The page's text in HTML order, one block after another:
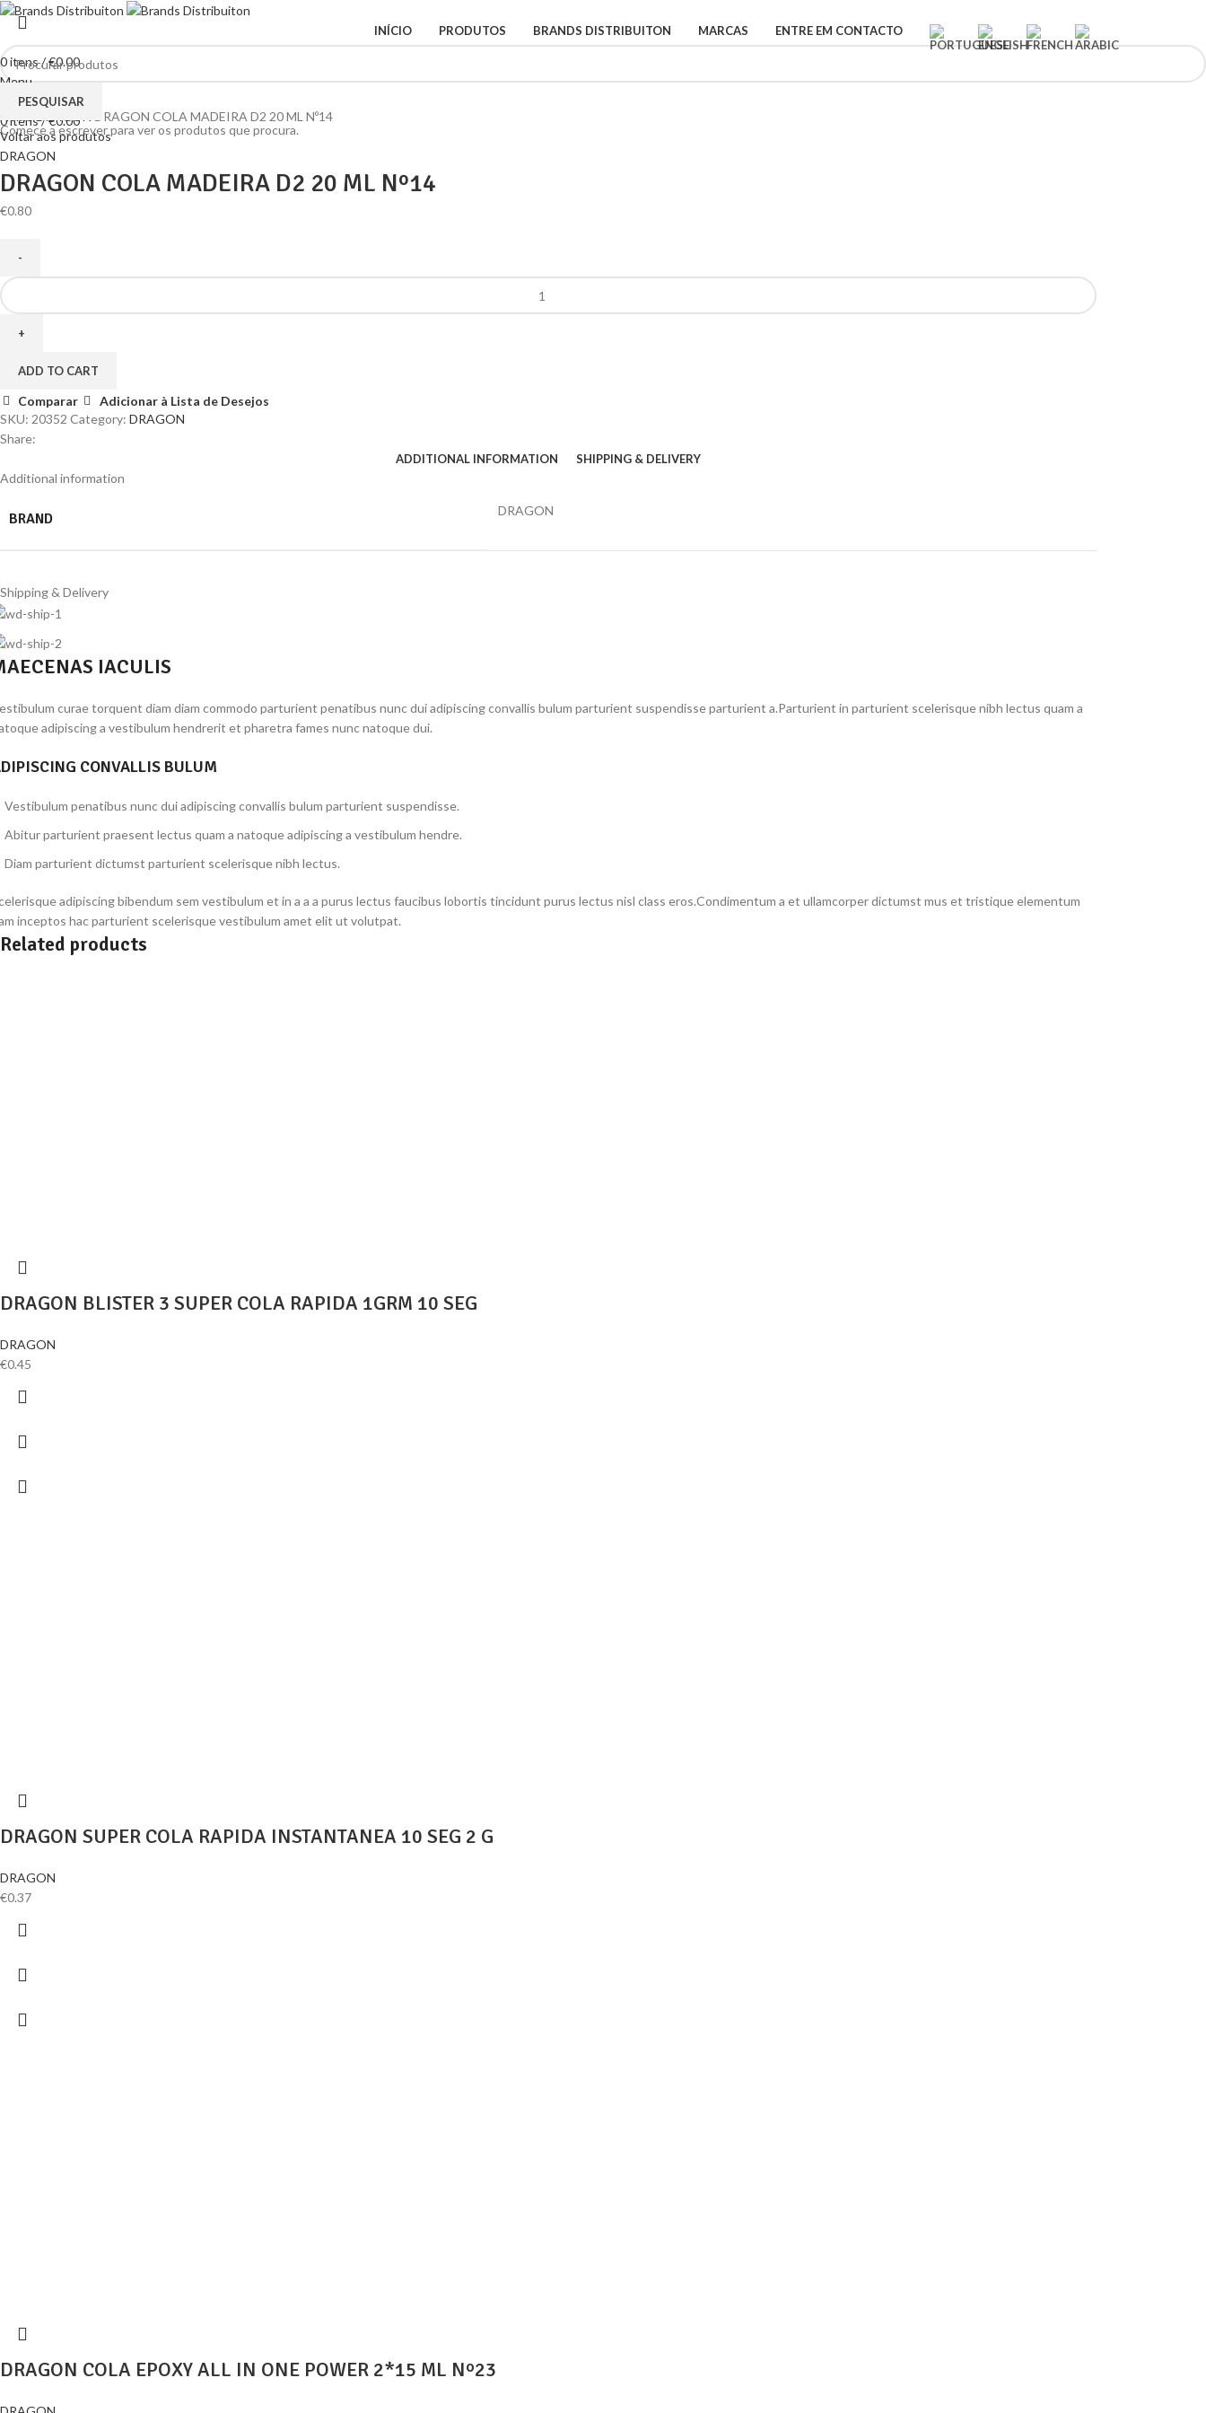
INÍCIO PRODUTOS BRANDS DISTRIBUITON MARCAS ENTRE EM CONTACTO
0itens/€0.00
Menu
0itens/ €0.00
Clique para ampliar
HomeDRAGON DRAGON COLA MADEIRA D2 20 ML Nº14
Voltar aos produtos
DRAGON
DRAGON COLA MADEIRA D2 20 ML Nº14
€0.80
DRAGON
COLA
Nº14
quantity
ADD TO CART
Comparar
Adicionar à Lista de Desejos
SKU: 20352 Category: DRAGON
Share:
ADDITIONAL INFORMATION SHIPPING & DELIVERY
Additional information
BRAND DRAGON
Shipping & Delivery
IACULIS
curae torquent diam diam commodo parturient penatibus nunc dui adipiscing convallis bulum parturient suspendisse parturient a.Parturient in parturient scelerisque nibh lectus quam a
adipiscing a vestibulum hendrerit et pharetra fames nunc natoque dui.
CONVALLIS BULUM
Vestibulum penatibus nunc dui adipiscing convallis bulum parturient suspendisse.
Abitur parturient praesent lectus quam a natoque adipiscing a vestibulum hendre.
Diam parturient dictumst parturient scelerisque nibh lectus.
adipiscing bibendum sem vestibulum et in a a a purus lectus faucibus lobortis tincidunt purus lectus nisl class eros.Condimentum a et ullamcorper dictumst mus et tristique elementum
inceptos hac parturient scelerisque vestibulum amet elit ut volutpat.
Related products
DRAGON BLISTER 3 SUPER COLA RAPIDA 1GRM 10 SEG
DRAGON
€0.45
DRAGON SUPER COLA RAPIDA INSTANTANEA 10 SEG 2 G
DRAGON
€0.37
DRAGON COLA EPOXY ALL IN ONE POWER 2*15 ML Nº23
PESQUISAR
Comece a escrever para ver os produtos que procura.